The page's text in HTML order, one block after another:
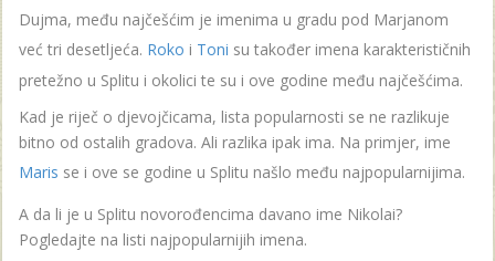
Dujma, među najčešćim je imenima u gradu pod Marjanom
već tri desetljeća. Roko i Toni su također imena karakterističnih
pretežno u Splitu i okolici te su i ove godine među najčešćima.
Kad je riječ o djevojčicama, lista popularnosti se ne razlikuje
bitno od ostalih gradova. Ali razlika ipak ima. Na primjer, ime
Maris se i ove se godine u Splitu našlo među najpopularnijima.
A da li je u Splitu novorođencima davano ime Nikolai?
Pogledajte na listi najpopularnijih imena.